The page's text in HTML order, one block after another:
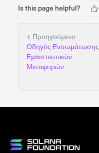
Is this page helpful?
Προηγούμενο
Οδηγός Ενσωμάτωσης
Εμπιστευτικών
Μεταφορών